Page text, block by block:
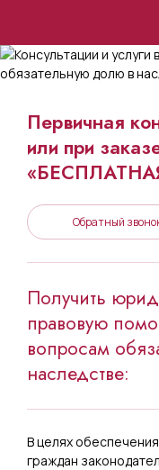
Первичная
или при
Обратный
Получить
правовую
вопросам
наследстве:
В целях
граждан